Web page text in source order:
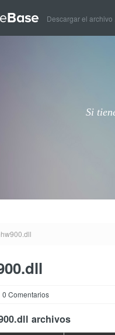
Descargar el
Si
0 Comentarios
archivos